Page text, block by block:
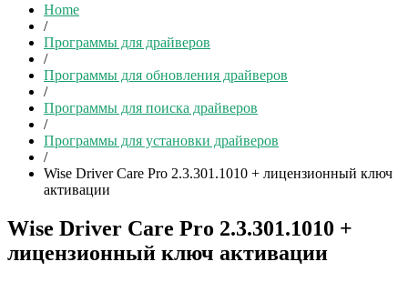
Home
/
Программы для драйверов
/
Программы для обновления драйверов
/
Программы для поиска драйверов
/
Программы для установки драйверов
/
Wise Driver Care Pro 2.3.301.1010 + лицензионный ключ
активации
Wise Driver Care Pro 2.3.301.1010 +
лицензионный ключ активации